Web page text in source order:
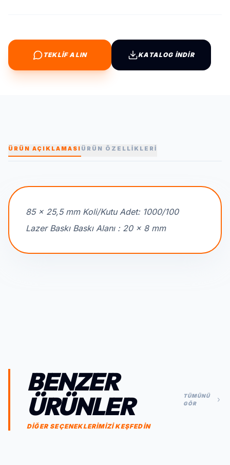
TEKLİF ALIN KATALOG İNDİR
ÜRÜN AÇIKLAMASI ÜRÜN ÖZELLİKLERİ
85 x 25,5 mm Koli/Kutu Adet: 1000/100
Lazer Baskı Baskı Alanı : 20 x 8 mm
BENZER
ÜRÜNLER
DİĞER SEÇENEKLERİMİZİ KEŞFEDİN
TÜMÜNÜ
GÖR